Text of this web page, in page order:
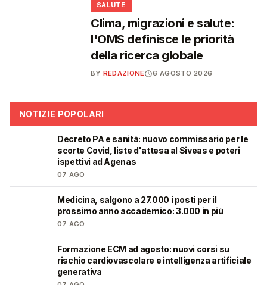
SALUTE
Clima, migrazioni e salute:
l'OMS definisce le priorità
della ricerca globale
BY REDAZIONE 6 AGOSTO 2026
NOTIZIE POPOLARI
Decreto PA e sanità: nuovo commissario per le
scorte Covid, liste d'attesa al Siveas e poteri
ispettivi ad Agenas
07 AGO
Medicina, salgono a 27.000 i posti per il
prossimo anno accademico: 3.000 in più
07 AGO
Formazione ECM ad agosto: nuovi corsi su
rischio cardiovascolare e intelligenza artificiale
generativa